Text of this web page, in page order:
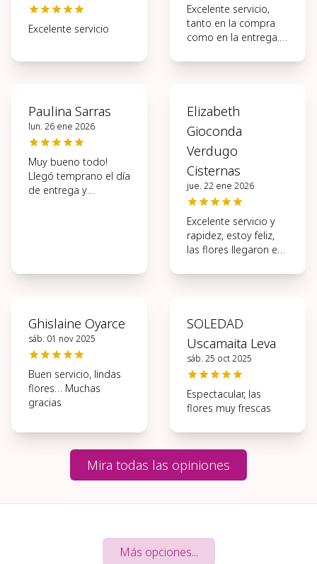
Excelente servicio
Excelente servicio,
tanto en la compra
como en la entrega.
proceso.
Paulina Sarras
lun. 26 ene 2026
Muy bueno todo!
Llegó temprano el día
de entrega y
Elizabeth
Gioconda
Verdugo
Cisternas
jue. 22 ene 2026
Excelente servicio y
rapidez, estoy feliz,
las flores llegaron en
condiciones, muchas
Ghislaine Oyarce
sáb. 01 nov 2025
Buen servicio, lindas
flores… Muchas
gracias
SOLEDAD
Uscamaita Leva
sáb. 25 oct 2025
Espectacular, las
flores muy frescas
Mira todas las opiniones
Más opciones...